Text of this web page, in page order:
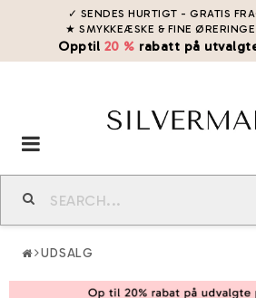
✓ SENDES HURTIGT - GRATIS
★ SMYKKEÆSKE & FINE ØRERINGE
Opptil 20 % rabatt på
Toggle
navigation
UDSALG